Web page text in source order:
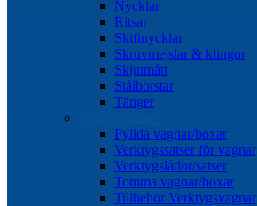
Nycklar
Ritsar
Skiftnycklar
Skruvmejslar & klingor
Skjutmått
Stålborstar
Tänger
Fyllda vagnar/boxar
Verktygssatser för vagnar
Verktygslådor/satser
Tomma vagnar/boxar
Tillbehör Verktygsvagnar